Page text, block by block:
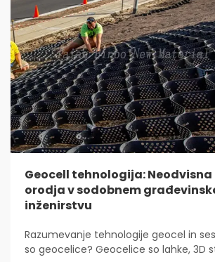
Geocell tehnologija:
orodja v sodobnem
inženirstvu
Razumevanje tehnologije geocel in
so geocelice? Geocelice so lahke, 3D